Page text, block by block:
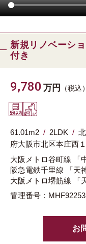
新規リノベーシ
付き
9,780 万円 （税込）
61.01m2 2LDK
府大阪市北区本庄西
大阪メトロ谷町線
「
阪急電鉄千里線
「天
大阪メトロ堺筋線
管理番号：MHF92253
お